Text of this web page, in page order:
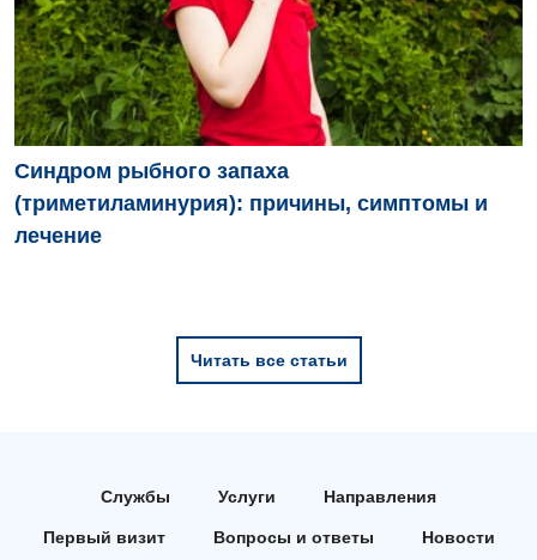
Синдром рыбного запаха
(триметиламинурия): причины, симптомы и
лечение
Читать все статьи
Службы Услуги Направления
Первый визит Вопросы и ответы Новости